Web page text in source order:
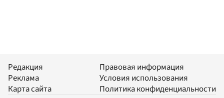
Редакция
Реклама
Карта сайта
Правовая информация
Условия использования
Политика конфиденциальности